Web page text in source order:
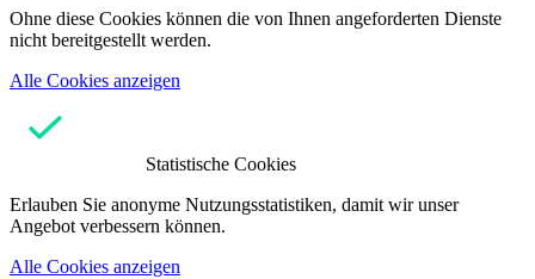
Ohne diese Cookies können die von Ihnen angeforderten Dienste
nicht bereitgestellt werden.
Alle Cookies anzeigen
Statistische Cookies
Erlauben Sie anonyme Nutzungsstatistiken, damit wir unser
Angebot verbessern können.
Alle Cookies anzeigen